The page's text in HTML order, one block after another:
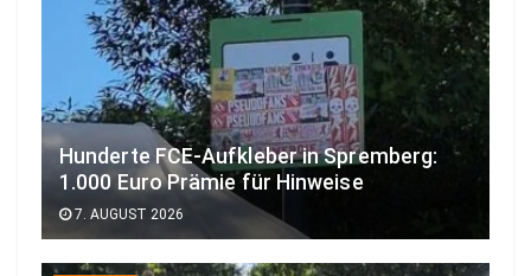
Hunderte FCE-Aufkleber in Spremberg:
1.000 Euro Prämie für Hinweise
7. AUGUST 2026